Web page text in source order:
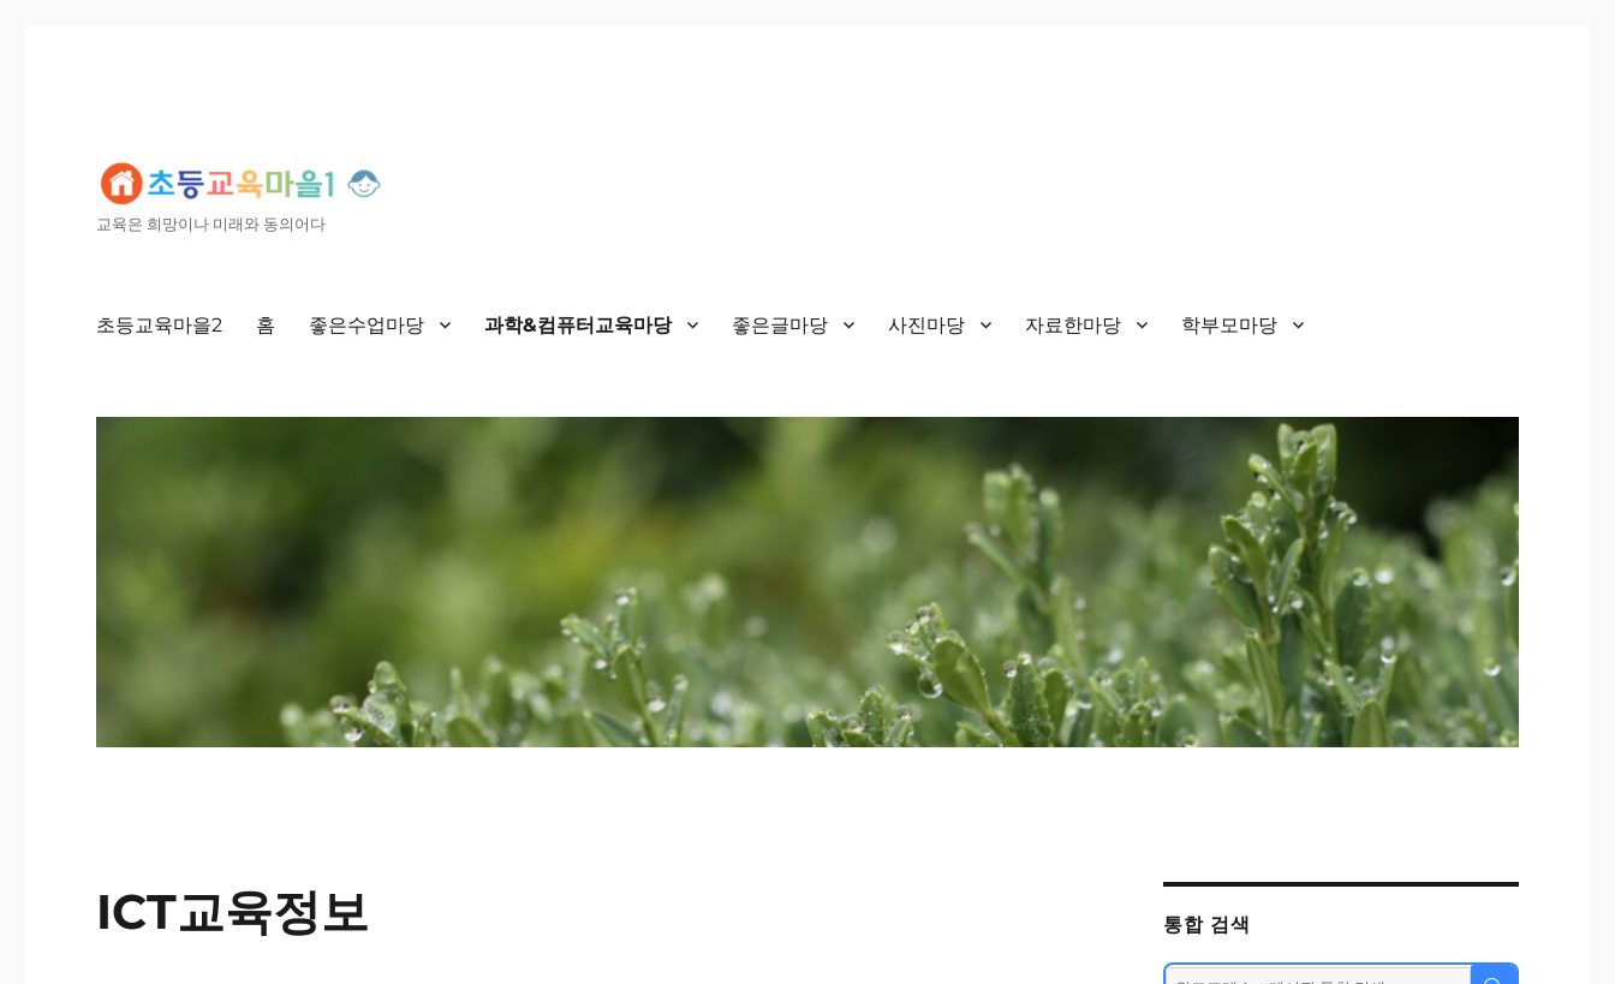
교육은 희망이나 미래와 동의어다
초등교육마을2 홈 좋은수업마당 과학&컴퓨터교육마당 좋은글마당 사진마당 자료한마당 학부모마당
ICT교육정보 통합 검색